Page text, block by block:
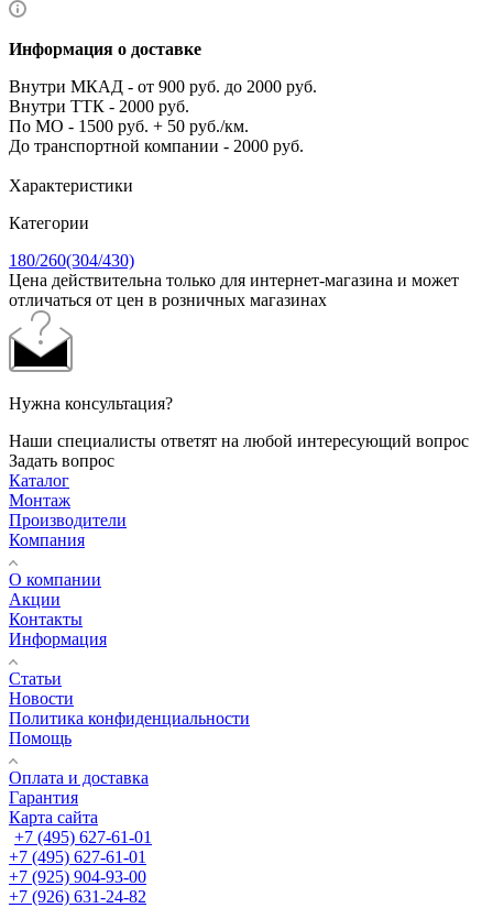
Информация о доставке
Внутри МКАД - от 900 руб. до 2000 руб.
Внутри ТТК - 2000 руб.
По МО - 1500 руб. + 50 руб./км.
До транспортной компании - 2000 руб.
Характеристики
Категории
180/260(304/430)
Цена действительна только для интернет-магазина и может
отличаться от цен в розничных магазинах
Нужна консультация?
Наши специалисты ответят на любой интересующий вопрос
Задать вопрос
Каталог
Монтаж
Производители
Компания
О компании
Акции
Контакты
Информация
Статьи
Новости
Политика конфиденциальности
Помощь
Оплата и доставка
Гарантия
Карта сайта
+7 (495) 627-61-01
+7 (495) 627-61-01
+7 (925) 904-93-00
+7 (926) 631-24-82